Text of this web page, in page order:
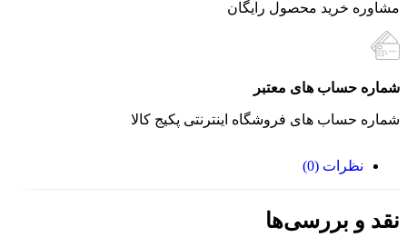
مشاوره خرید محصول رایگان
شماره حساب های معتبر
شماره حساب های فروشگاه اینترنتی پکیج کالا
نظرات (0)
نقد و بررسی‌ها